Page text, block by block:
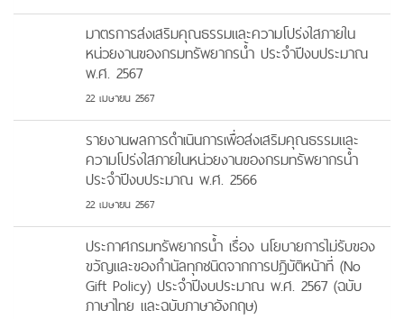
มาตรการส่งเสริมคุณธรรมและความโปร่งใสภายใน
หน่วยงานของกรมทรัพยากรน้ำ ประจำปีงบประมาณ
พ.ศ. 2567
22 เมษายน 2567
รายงานผลการดำเนินการเพื่อส่งเสริมคุณธรรมและ
ความโปร่งใสภายในหน่วยงานของกรมทรัพยากรน้ำ
ประจำปีงบประมาณ พ.ศ. 2566
22 เมษายน 2567
ประกาศกรมทรัพยากรน้ำ เรื่อง นโยบายการไม่รับของ
ขวัญและของกำนัลทุกชนิดจากการปฏิบัติหน้าที่ (No
Gift Policy) ประจำปีงบประมาณ พ.ศ. 2567 (ฉบับ
ภาษาไทย และฉบับภาษาอังกฤษ)